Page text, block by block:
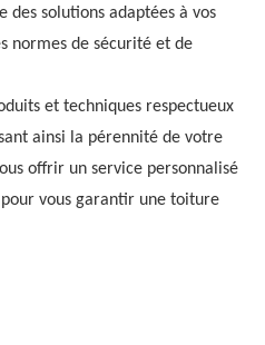
des solutions adaptées à vos
normes de sécurité et de
et techniques respectueux
ainsi la pérennité de votre
offrir un service personnalisé
vous garantir une toiture